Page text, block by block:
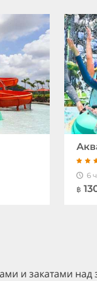
и закатами
6
฿